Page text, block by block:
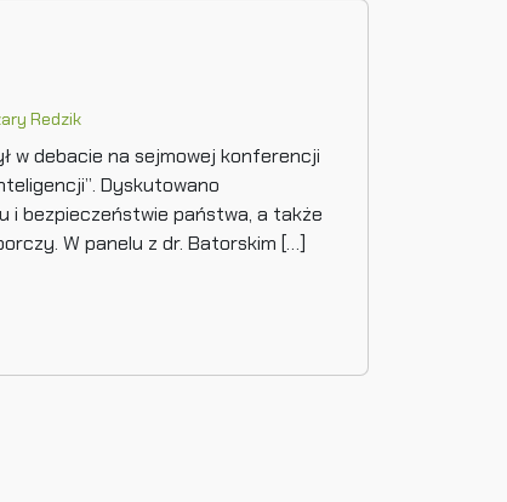
Redzik
w debacie na sejmowej konferencji
Dyskutowano
i bezpieczeństwie państwa, a także
W panelu z dr. Batorskim […]